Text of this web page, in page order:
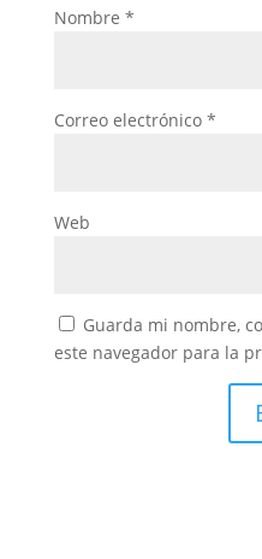
Nombre *
Correo electrónico *
Web
Guarda mi nombre,
este navegador para la